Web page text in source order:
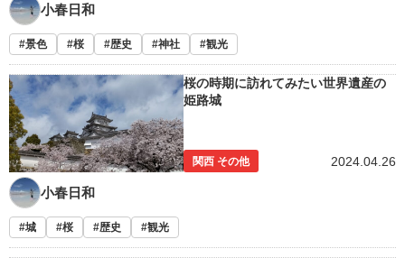
小春日和
景色 桜 歴史 神社 観光
桜の時期に訪れてみたい世界遺産の
姫路城
関西 その他 2024.04.26
小春日和
城 桜 歴史 観光